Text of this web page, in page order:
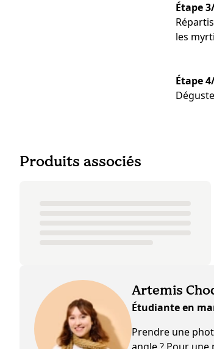
Étape
les
Étape
Produits associés
Artemis
Étudiante en
Prendre une